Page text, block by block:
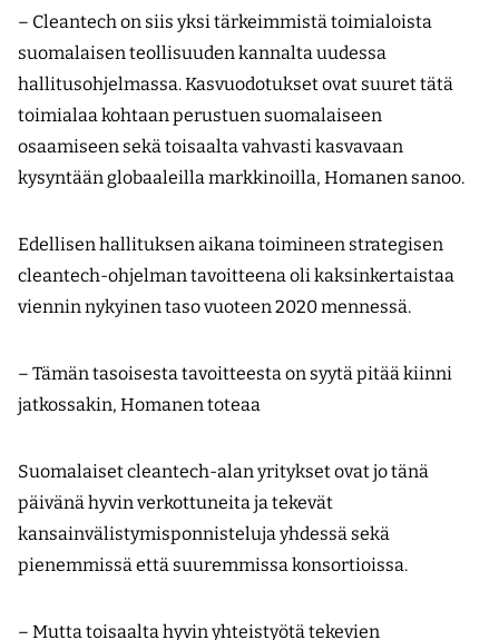
– Cleantech on siis yksi tärkeimmistä toimialoista
suomalaisen teollisuuden kannalta uudessa
hallitusohjelmassa. Kasvuodotukset ovat suuret tätä
toimialaa kohtaan perustuen suomalaiseen
osaamiseen sekä toisaalta vahvasti kasvavaan
kysyntään globaaleilla markkinoilla, Homanen sanoo.
Edellisen hallituksen aikana toimineen strategisen
cleantech-ohjelman tavoitteena oli kaksinkertaistaa
viennin nykyinen taso vuoteen 2020 mennessä.
– Tämän tasoisesta tavoitteesta on syytä pitää kiinni
jatkossakin, Homanen toteaa
Suomalaiset cleantech-alan yritykset ovat jo tänä
päivänä hyvin verkottuneita ja tekevät
kansainvälistymisponnisteluja yhdessä sekä
pienemmissä että suuremmissa konsortioissa.
– Mutta toisaalta hyvin yhteistyötä tekevien